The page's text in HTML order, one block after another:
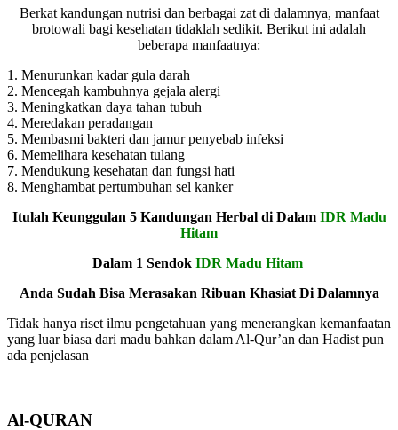
Berkat kandungan nutrisi dan berbagai zat di dalamnya, manfaat
brotowali bagi kesehatan tidaklah sedikit. Berikut ini adalah
beberapa manfaatnya:
1. Menurunkan kadar gula darah
2. Mencegah kambuhnya gejala alergi
3. Meningkatkan daya tahan tubuh
4. Meredakan peradangan
5. Membasmi bakteri dan jamur penyebab infeksi
6. Memelihara kesehatan tulang
7. Mendukung kesehatan dan fungsi hati
8. Menghambat pertumbuhan sel kanker
Itulah Keunggulan 5 Kandungan Herbal di Dalam IDR Madu
Hitam
Dalam 1 Sendok IDR Madu Hitam
Anda Sudah Bisa Merasakan Ribuan Khasiat Di Dalamnya
Tidak hanya riset ilmu pengetahuan yang menerangkan kemanfaatan
yang luar biasa dari madu bahkan dalam Al-Qur’an dan Hadist pun
ada penjelasan
Al-QURAN